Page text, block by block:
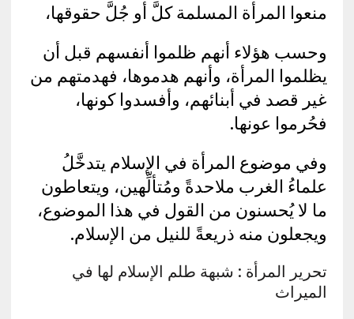
منعوا المرأة المسلمة كلَّ أو جُلَّ حقوقها،
وحسب هؤلاء أنهم ظلموا أنفسهم قبل أن
يظلموا المرأة، وأنهم هدموها، فهدمتهم من
غير قصد في أبنائهم، وأفسدوا كونها،
فحُرموا عونها.
وفي موضوع المرأة في الإسلام يتدخَّلُ
علماءُ الغرب ملاحدةً ومُتألِّهين، ويتعاطون
ما لا يُحسنون من القول في هذا الموضوع،
ويجعلون منه ذريعةً للنيل من الإسلام.
تحرير المرأة : شبهة طلم الإسلام لها في
الميراث